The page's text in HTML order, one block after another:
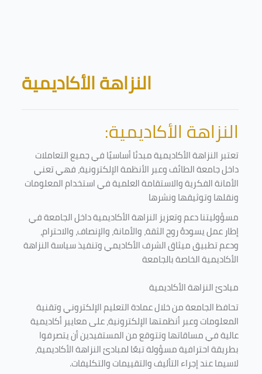
Blocks
النزاهة الأكاديمية
النزاهة الأكاديمية:
تعتبر النزاهة الأكاديمية مبدئا أساسيًا في جميع التعاملات
داخل جامعة الطائف وعبر الأنظمة الإلكترونية، فهي تعني
الأمانة الفكرية والاستقامة العلمية في استخدام المعلومات
ونقلها وتوثيقها ونشرها
مسؤوليتنا دعم وتعزيز النزاهة الأكاديمية داخل الجامعة في
إطار عمل يسودهُ روح الثقة، والأمانة، والإنصاف، والاحترام،
ودعم تطبيق ميثاق الشرف الأكاديمي وتنفيذ سياسة النزاهة
الأكاديمية الخاصة بالجامعة
مبادئ النزاهة الأكاديمية
تحافظ الجامعة من خلال عمادة التعليم الإلكتروني وتقنية
المعلومات وعبر أنظمتها الإلكترونية، على معايير أكاديمية
عالية في مساقاتها وتتوقع من المستفيدين أن يتصرفوا
بطريقة احترافية مسؤولة تبعًا لمبادئ النزاهة الأكاديمية،
لاسيما عند إجراء التأليف والتقييمات والتكليفات.